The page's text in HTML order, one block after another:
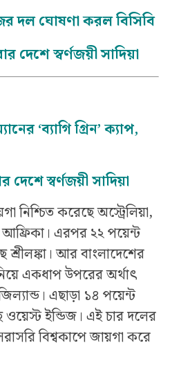
দল ঘোষণা করল বিসিবি
দেশে স্বর্ণজয়ী সাদিয়া
‘ব্যাগি গ্রিন’ ক্যাপ,
স্বর্ণজয়ী সাদিয়া
নিশ্চিত করেছে অস্ট্রেলিয়া,
আফ্রিকা। এরপর ২২ পয়েন্ট
শ্রীলঙ্কা। আর বাংলাদেশের
একধাপ উপরের অর্থাৎ
এছাড়া ১৪ পয়েন্ট
ইন্ডিজ। এই চার দলের
বিশ্বকাপে জায়গা করে